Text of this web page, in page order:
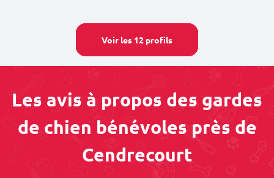
Voir les 12 profils
Les avis à propos des gardes
de chien bénévoles près de
Cendrecourt